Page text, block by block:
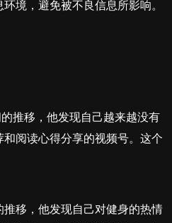
境，避免被不良信息所影响。
推移，他发现自己越来越没有
阅读心得分享的视频号。这个
移，他发现自己对健身的热情